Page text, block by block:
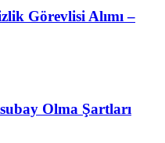
Görevlisi Alımı –
Olma Şartları